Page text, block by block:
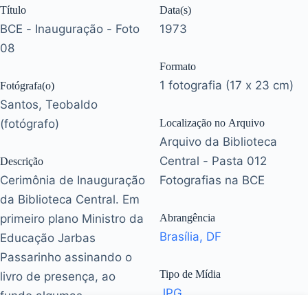
Título
BCE - Inauguração - Foto
08
Fotógrafa(o)
Santos, Teobaldo
(fotógrafo)
Descrição
Cerimônia de Inauguração
da Biblioteca Central. Em
primeiro plano Ministro da
Educação Jarbas
Passarinho assinando o
livro de presença, ao
Data(s)
1973
Formato
1 fotografia (17 x 23 cm)
Localização no Arquivo
Arquivo da Biblioteca
Central - Pasta 012
Fotografias na BCE
Abrangência
Brasília, DF
Tipo de Mídia